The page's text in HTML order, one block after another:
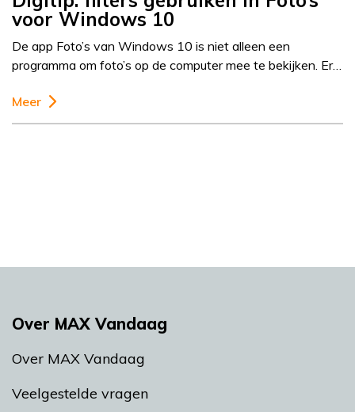
voor Windows 10
De app Foto’s van Windows 10 is niet alleen een
programma om foto’s op de computer mee te bekijken. Er…
Meer
Over MAX Vandaag
Over MAX Vandaag
Veelgestelde vragen